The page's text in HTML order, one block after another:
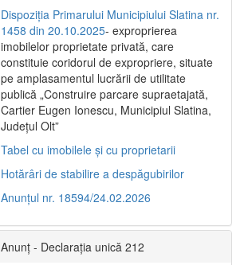
Dispoziția Primarului Municipiului Slatina nr.
1458 din 20.10.2025- exproprierea
imobilelor proprietate privată, care
constituie coridorul de expropriere, situate
pe amplasamentul lucrării de utilitate
publică „Construire parcare supraetajată,
Cartier Eugen Ionescu, Municipiul Slatina,
Județul Olt”
Tabel cu imobilele și cu proprietarii
Hotărâri de stabilire a despăgubirilor
Anunțul nr. 18594/24.02.2026
Anunț - Declarația unică 212